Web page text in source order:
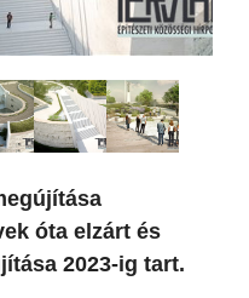
óta elzárt és
2023-ig tart.